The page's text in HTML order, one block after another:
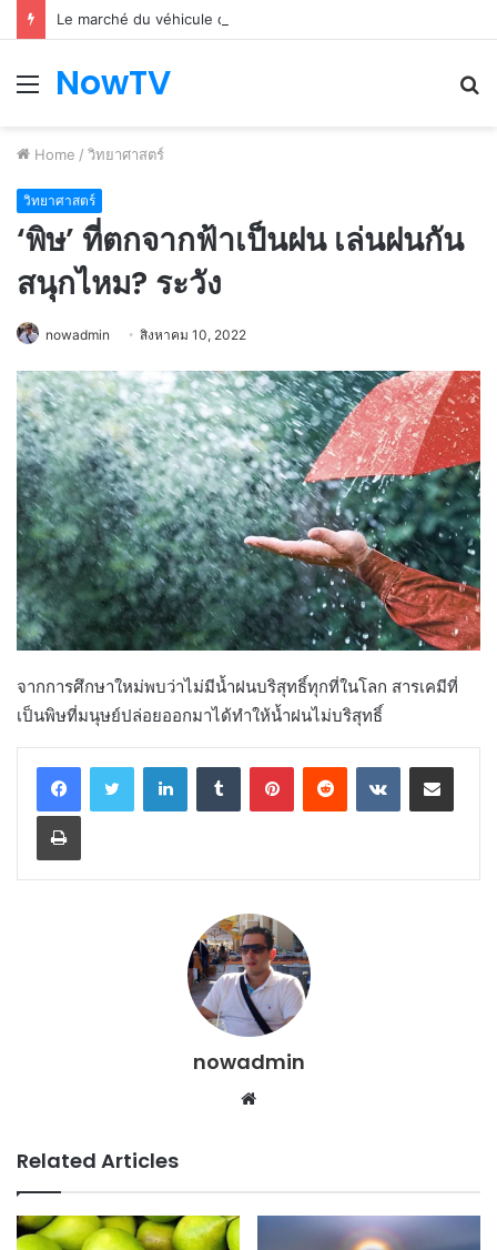
Le marché du véhicule d’occasion en plein essor
Menu
NowTV
Home / วิทยาศาสตร์
วิทยาศาสตร์
‘พิษ’ ที่ตกจากฟ้าเป็นฝน เล่นฝนกัน
สนุกไหม? ระวัง
nowadmin สิงหาคม 10, 2022
จากการศึกษาใหม่พบว่าไม่มีน้ำฝนบริสุทธิ์ทุกที่ในโลก สารเคมีที่
เป็นพิษที่มนุษย์ปล่อยออกมาได้ทำให้น้ำฝนไม่บริสุทธิ์
LinkedInTumblr PinterestReddit VKontakteShare via Email
Print
nowadmin
Website
Related Articles